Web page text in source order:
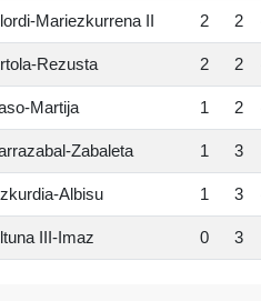
Mariezkurrena II 2 2
Rezusta 2 2
Martija 1 2
Zabaleta 1 3
Albisu 1 3
III-Imaz 0 3